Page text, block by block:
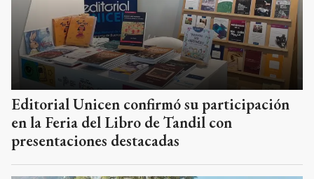
Editorial Unicen confirmó su participación
en la Feria del Libro de Tandil con
presentaciones destacadas